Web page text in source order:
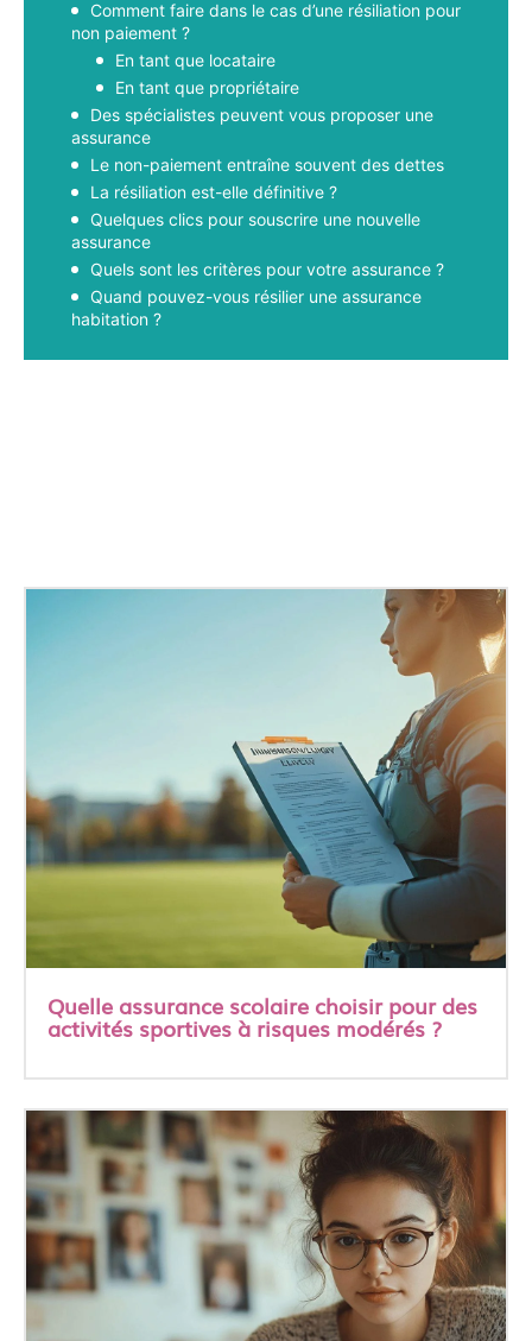
Comment faire dans le cas d’une résiliation pour
non paiement ?
En tant que locataire
En tant que propriétaire
Des spécialistes peuvent vous proposer une
assurance
Le non-paiement entraîne souvent des dettes
La résiliation est-elle définitive ?
Quelques clics pour souscrire une nouvelle
assurance
Quels sont les critères pour votre assurance ?
Quand pouvez-vous résilier une assurance
habitation ?
Quelle assurance scolaire choisir pour des
activités sportives à risques modérés ?